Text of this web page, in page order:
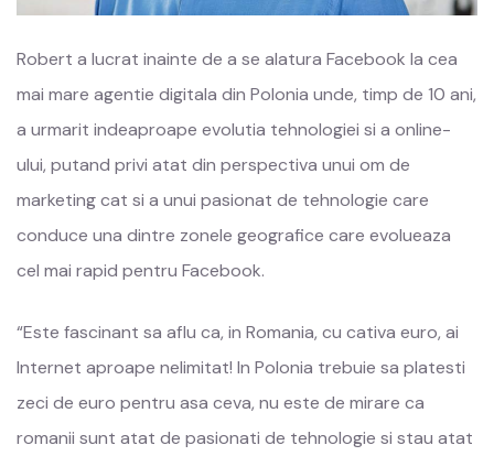
Robert a lucrat inainte de a se alatura Facebook la cea
mai mare agentie digitala din Polonia unde, timp de 10 ani,
a urmarit indeaproape evolutia tehnologiei si a online-
ului, putand privi atat din perspectiva unui om de
marketing cat si a unui pasionat de tehnologie care
conduce una dintre zonele geografice care evolueaza
cel mai rapid pentru Facebook.
“Este fascinant sa aflu ca, in Romania, cu cativa euro, ai
Internet aproape nelimitat! In Polonia trebuie sa platesti
zeci de euro pentru asa ceva, nu este de mirare ca
romanii sunt atat de pasionati de tehnologie si stau atat